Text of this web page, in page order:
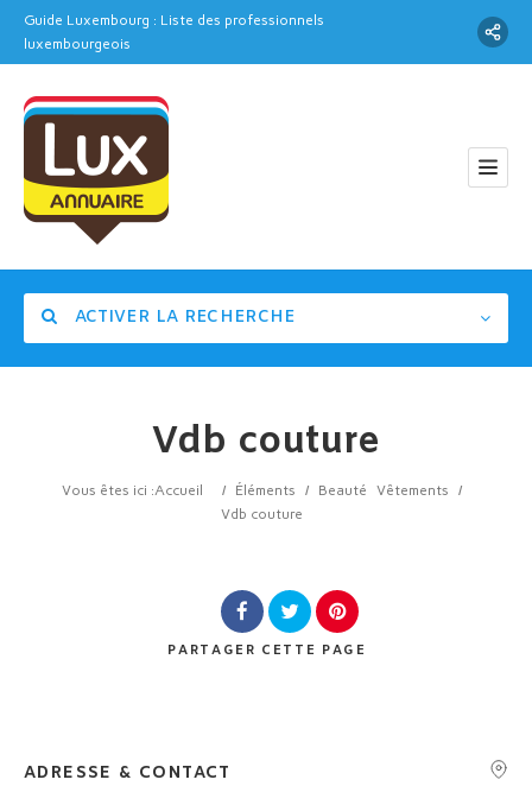
Guide Luxembourg : Liste des professionnels
luxembourgeois
ACTIVER LA RECHERCHE
Catégorie
Vdb couture
Vous êtes ici :Accueil / Éléments / Beauté Vêtements
/
Vdb couture
PARTAGER CETTE PAGE
ADRESSE & CONTACT